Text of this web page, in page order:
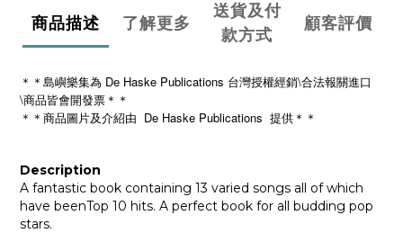
商品描述 了解更多
送貨及付
款方式
顧客評價
＊＊島嶼樂集為 De Haske Publications 台灣授權經銷\合法報關進口
\商品皆會開發票＊＊
＊＊商品圖片及介紹由 De Haske Publications 提供＊＊
Description
A fantastic book containing 13 varied songs all of which
have beenTop 10 hits. A perfect book for all budding pop
stars.